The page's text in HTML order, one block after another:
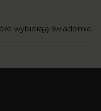
wybierają świadomie